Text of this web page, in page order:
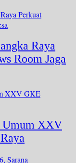
Raya
Room Jaga
Umum XXV